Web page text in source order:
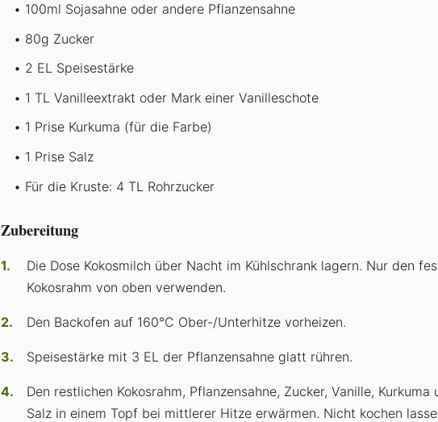
100ml Sojasahne oder andere Pflanzensahne
80g Zucker
2 EL Speisestärke
1 TL Vanilleextrakt oder Mark einer Vanilleschote
1 Prise Kurkuma (für die Farbe)
1 Prise Salz
Für die Kruste: 4 TL Rohrzucker
Zubereitung
Die Dose Kokosmilch über Nacht im Kühlschrank lagern. Nur den
Kokosrahm von oben verwenden.
Den Backofen auf 160°C Ober-/Unterhitze vorheizen.
Speisestärke mit 3 EL der Pflanzensahne glatt rühren.
Den restlichen Kokosrahm, Pflanzensahne, Zucker, Vanille, Kurkuma
Salz in einem Topf bei mittlerer Hitze erwärmen. Nicht kochen